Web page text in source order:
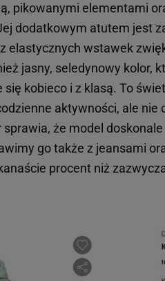
pikowanymi elementami
dodatkowym atutem jest
elastycznych wstawek
jasny, seledynowy kolor,
kobieco i z klasą. To
aktywności, ale
że model
go także z jeansami
procent niż